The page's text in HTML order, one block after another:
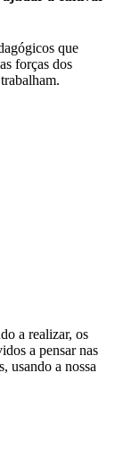
que
forças dos
a realizar, os
a pensar nas
usando a nossa